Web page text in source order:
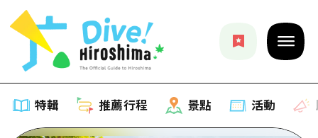
特輯 推薦行程 景點 活動